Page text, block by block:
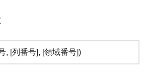
, [列番号], [領域番号])